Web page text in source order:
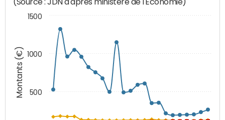
Montants (€)
(Source : JDN d'après ministère de l'Economie)
500
1000
1500